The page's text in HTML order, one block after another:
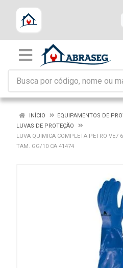
INÍCIO
EQUIPAMENTOS DE
LUVAS DE PROTEÇÃO
LUVA QUIMICA COMPLETA PETRO VE7
TAM. GG/10 CA 41474